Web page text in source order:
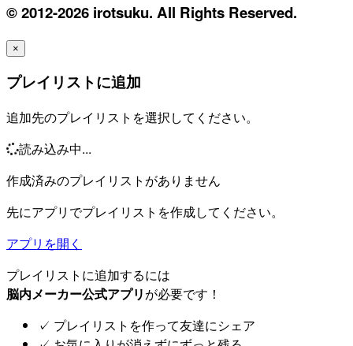
© 2012-2026 irotsuku. All Rights Reserved.
×
プレイリストに追加
追加先のプレイリストを選択してください。
読み込み中...
作成済みのプレイリストがありません
先にアプリでプレイリストを作成してください。
アプリを開く
プレイリストに追加するには
脳内メーカー公式アプリが必要です！
✓ プレイリストを作って友達にシェア